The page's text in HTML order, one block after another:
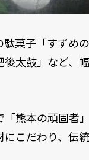
菓子「すずめ
太鼓」など、
熊本の頑固者
にこだわり、伝